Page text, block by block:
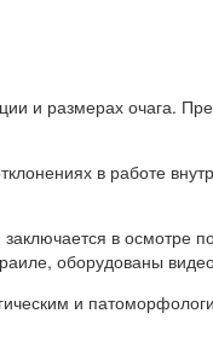
и размерах очага.
в работе
в осмотре
оборудованы
и